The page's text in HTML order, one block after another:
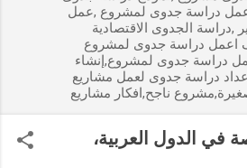
دراسة جدوى لمشروع ,عمل
الجدوى الاقتصادية
اعمل دراسة جدوى لمشروع
دراسة جدوى لمشروع,إنشاء
دراسة جدوى لعمل مشاريع
ناجح,افكار مشاريع
الدول العربية،